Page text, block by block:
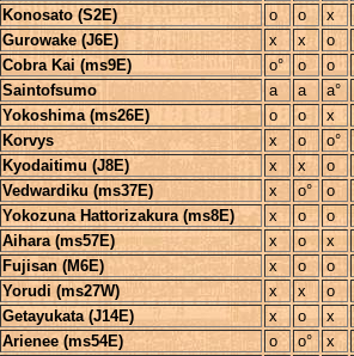
Konosato (S2E) o o
x
Gurowake (J6E) x x
o
Cobra Kai (ms9E) o° o
o
Saintofsumo a a
a°
Yokoshima (ms26E) o o
x
Korvys x o
o°
Kyodaitimu (J8E) x x
o
Vedwardiku (ms37E) x o°
o
Yokozuna Hattorizakura (ms8E) x o
o
Aihara (ms57E) x o
x
Fujisan (M6E) x o
o
Yorudi (ms27W) x x
o
Getayukata (J14E) x o
x
Arienee (ms54E) o o°
x